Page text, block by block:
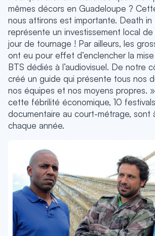
mêmes décors en Guadeloupe ?
nous attirons est importante. Death in
représente un investissement local
jour de tournage ! Par ailleurs, les
ont eu pour effet d’enclencher la
BTS dédiés à l’audiovisuel. De notre
créé un guide qui présente tous nos
nos équipes et nos moyens propres.
cette fébrilité économique, 10
documentaire au court-métrage, sont
chaque année.